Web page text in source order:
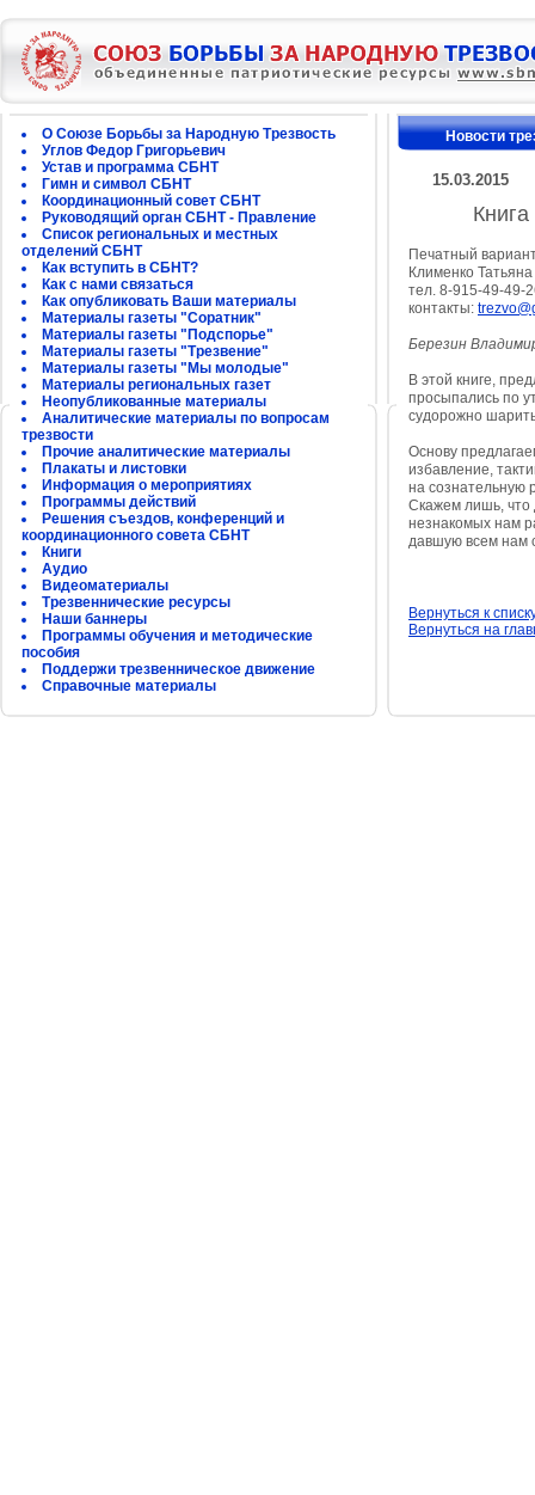
О Союзе Борьбы за Народную Трезвость
Углов Федор Григорьевич
Устав и программа СБНТ
Гимн и символ СБНТ
Координационный совет СБНТ
Руководящий орган СБНТ - Правление
Список региональных и местных
отделений СБНТ
Как вступить в СБНТ?
Как с нами связаться
Как опубликовать Ваши материалы
Материалы газеты "Соратник"
Материалы газеты "Подспорье"
Материалы газеты "Трезвение"
Материалы газеты "Мы молодые"
Материалы региональных газет
Неопубликованные материалы
Аналитические материалы по вопросам
трезвости
Прочие аналитические материалы
Плакаты и листовки
Информация о мероприятиях
Программы действий
Решения съездов, конференций и
координационного совета СБНТ
Книги
Аудио
Видеоматериалы
Трезвеннические ресурсы
Наши баннеры
Программы обучения и методические
пособия
Поддержи трезвенническое движение
Справочные материалы
Новости
15.03.2015
Печатный
Клименко
тел. 8-915-49-49-
контакты:
Березин
В этой книге,
просыпались по
судорожно
Основу
избавление,
на сознательную
Скажем лишь, что
незнакомых нам
давшую всем нам
Вернуться к
Вернуться на